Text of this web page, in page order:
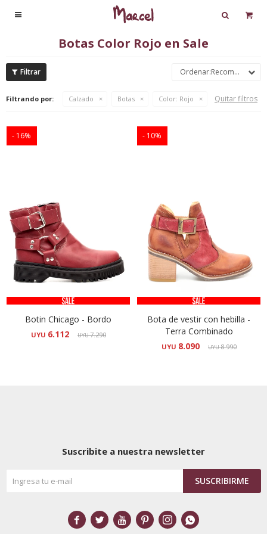

Botas Color Rojo en Sale
Recomendados
Filtrando por: Calzado Botas Color: Rojo Quitar filtros
16
Botin Chicago - Bordo
UYU 6.112 UYU7.290
10
Bota de vestir con hebilla -
Terra Combinado
UYU 8.090 UYU8.990
Suscribite a nuestra newsletter
SUSCRIBIRME
     